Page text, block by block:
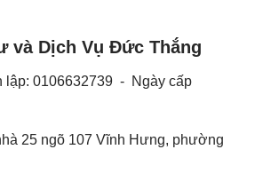
và Dịch Vụ Đức Thắng
lập: 0106632739 - Ngày cấp
25 ngõ 107 Vĩnh Hưng, phường